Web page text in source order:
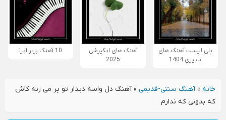
پلی لیست آهنگ های
پاییزی 1404
آهنگ های انگیزشی
2025
10 آهنگ برتر اپرا
خانه»آهنگ سنتی-قدیمی»آهنگ دل واسه دیدار تو پر می زنه کاش
که بدونی که ندارم